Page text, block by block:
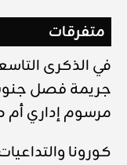
متفرقات
جريمة فصل
مرسوم إداري
كورونا